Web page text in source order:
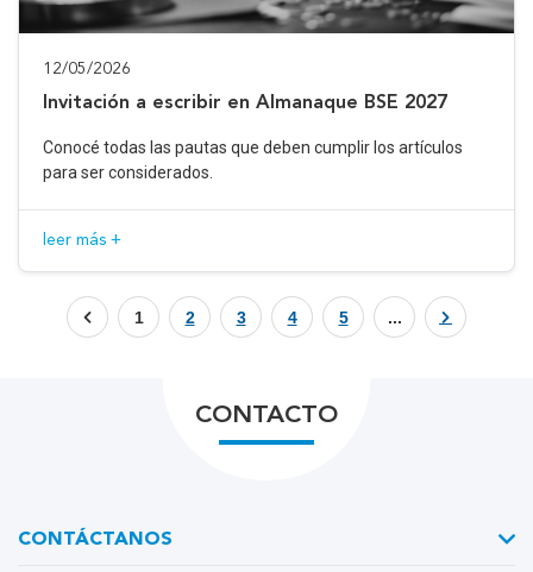
12/05/2026
Invitación a escribir en Almanaque BSE 2027
Conocé todas las pautas que deben cumplir los artículos
para ser considerados.
leer más +
1 2 3 4 5 ...
CONTACTO
CONTÁCTANOS